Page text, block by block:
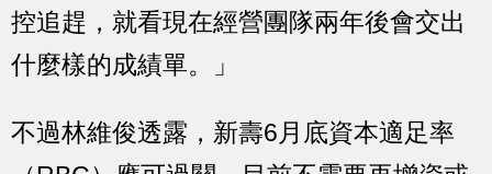
控追趕，就看現在經營團隊兩年後會交出
什麼樣的成績單。」
不過林維俊透露，新壽6月底資本適足率